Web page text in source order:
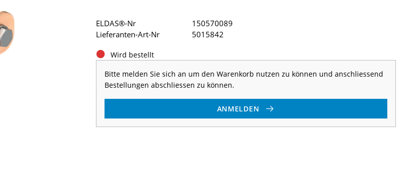
Wird bestellt
Bitte melden Sie sich an um den Warenkorb nutzen zu können und anschliessend
Bestellungen abschliessen zu können.
ANMELDEN
ELDAS®-Nr
150570089
Lieferanten-Art-Nr
5015842